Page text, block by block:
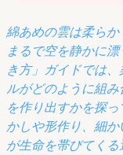
綿あめの雲は柔ら
まるで空を静かに
き方」ガイドでは
ルがどのように組
を作り出すかを探
かしや形作り、細
が生命を帯びてくる